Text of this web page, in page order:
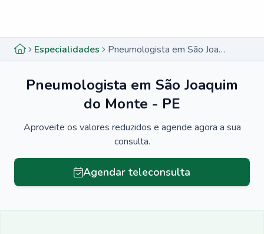
Especialidades Pneumologista em São Joaquim do Monte - PE
Pneumologista em São Joaquim
do Monte - PE
Aproveite os valores reduzidos e agende agora a sua
consulta.
Agendar teleconsulta